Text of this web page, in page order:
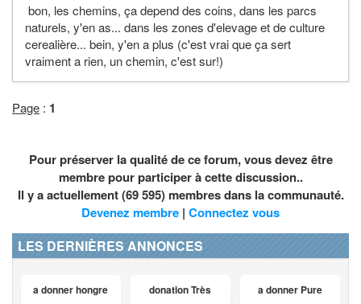
bon, les chemins, ça depend des coins, dans les parcs
naturels, y'en as... dans les zones d'elevage et de culture
cerealière... bein, y'en a plus (c'est vrai que ça sert
vraiment a rien, un chemin, c'est sur!)
Page : 1
Pour préserver la qualité de ce forum, vous devez être
membre pour participer à cette discussion..
Il y a actuellement (69 595) membres dans la communauté.
Devenez membre | Connectez vous
LES DERNIÈRES ANNONCES
a donner hongre donation Très a donner Pure